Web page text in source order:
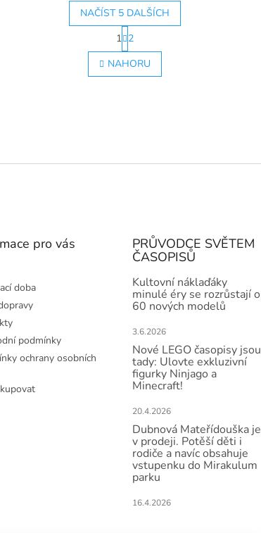
O
v
r
NAČÍST 5 DALŠÍCH
S
t
r
á
n
1 2
NAHORU
pro vás
doba
podmínky
ochrany osobních
PRŮVODCE SVĚTEM
ČASOPISŮ
Kultovní náklaďáky
minulé éry se rozrůstají o
60 nových modelů
3.6.2026
Nové LEGO časopisy jsou
tady: Ulovte exkluzivní
figurky Ninjago a
Minecraft!
20.4.2026
Dubnová Mateřídouška je
v prodeji. Potěší děti i
rodiče a navíc obsahuje
vstupenku do Mirakulum
parku
16.4.2026